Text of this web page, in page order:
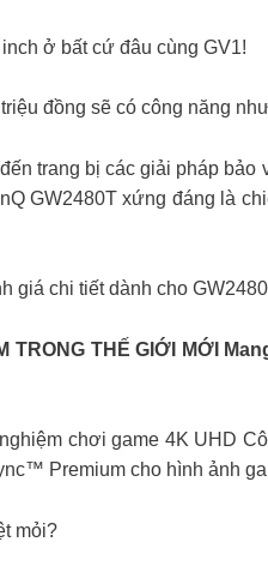
ở bất cứ đâu cùng GV1!
đồng sẽ có công năng
trang bị các giải pháp
GW2480T xứng đáng là
giá chi tiết dành cho
TRONG THẾ GIỚI MỚI
chơi game 4K UHD
Premium cho hình ảnh
mỏi?